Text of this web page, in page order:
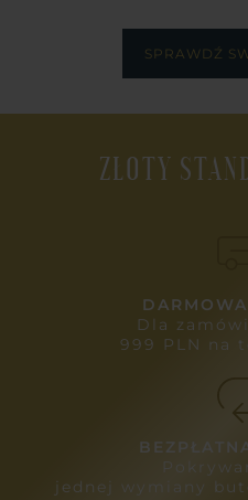
SPRAWDŹ
ZŁOTY
Dla
999 PLN na
jednej wymiany